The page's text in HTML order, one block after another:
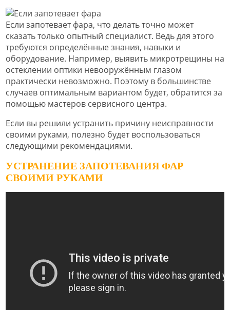
Если запотевает фара, что делать точно может
сказать только опытный специалист. Ведь для этого
требуются определённые знания, навыки и
оборудование. Например, выявить микротрещины на
остеклении оптики невооружённым глазом
практически невозможно. Поэтому в большинстве
случаев оптимальным вариантом будет, обратится за
помощью мастеров сервисного центра.
Если вы решили устранить причину неисправности
своими руками, полезно будет воспользоваться
следующими рекомендациями.
УСТРАНЕНИЕ ЗАПОТЕВАНИЯ ФАР
СВОИМИ РУКАМИ